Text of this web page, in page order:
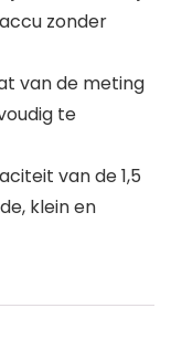
zonder
van de meting
te
van de 1,5
klein en